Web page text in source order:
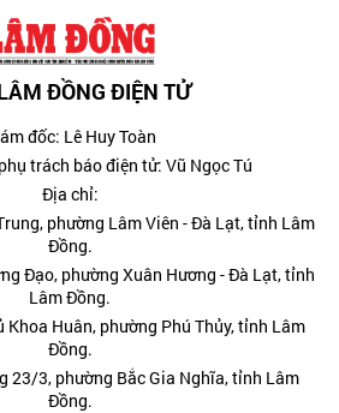
ĐỒNG ĐIỆN TỬ
đốc: Lê Huy Toàn
trách báo điện tử: Vũ Ngọc Tú
Địa chỉ:
phường Lâm Viên - Đà Lạt, tỉnh Lâm
Đồng.
Đạo, phường Xuân Hương - Đà Lạt, tỉnh
Lâm Đồng.
Khoa Huân, phường Phú Thủy, tỉnh Lâm
Đồng.
23/3, phường Bắc Gia Nghĩa, tỉnh Lâm
Đồng.